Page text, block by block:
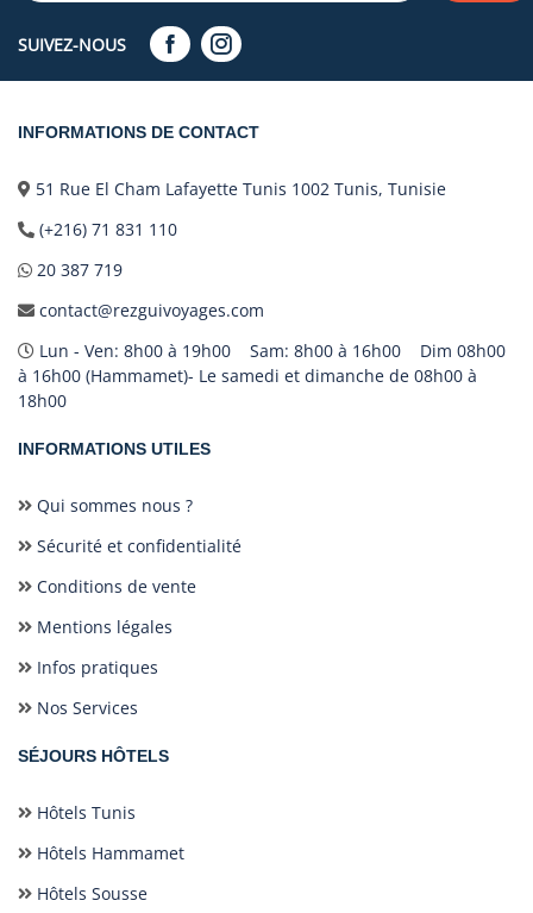
SUIVEZ-NOUS
INFORMATIONS DE CONTACT
51 Rue El Cham Lafayette Tunis 1002 Tunis, Tunisie
(+216) 71 831 110
20 387 719
contact@rezguivoyages.com
Lun - Ven: 8h00 à 19h00 Sam: 8h00 à 16h00 Dim 08h00
à 16h00 (Hammamet)- Le samedi et dimanche de 08h00 à
18h00
INFORMATIONS UTILES
Qui sommes nous ?
Sécurité et confidentialité
Conditions de vente
Mentions légales
Infos pratiques
Nos Services
SÉJOURS HÔTELS
Hôtels Tunis
Hôtels Hammamet
Hôtels Sousse